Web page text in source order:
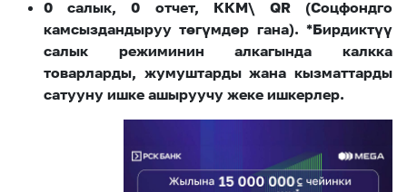
0 салык, 0 отчет, ККМ\ QR (Соцфондго
камсыздандыруу төгүмдөр гана). *Бирдиктүү
салык режиминин алкагында калкка
товарларды, жумуштарды жана кызматтарды
сатууну ишке ашыруучу жеке ишкерлер.